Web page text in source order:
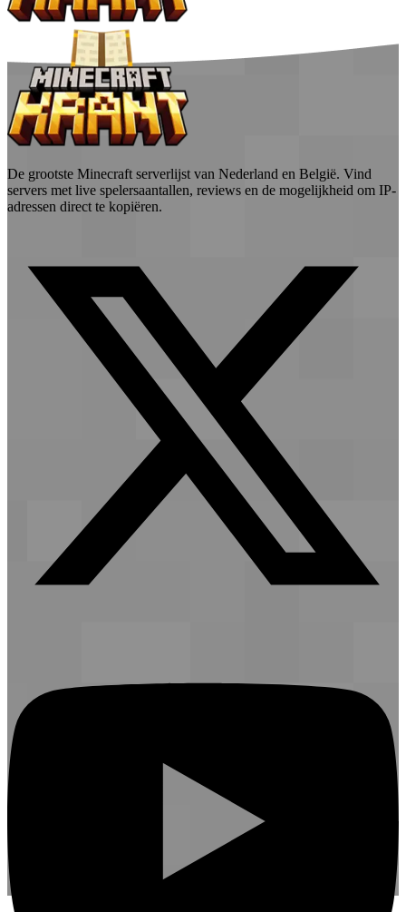
De grootste Minecraft serverlijst van Nederland en België. Vind
servers met live spelersaantallen, reviews en de mogelijkheid om IP-
adressen direct te kopiëren.